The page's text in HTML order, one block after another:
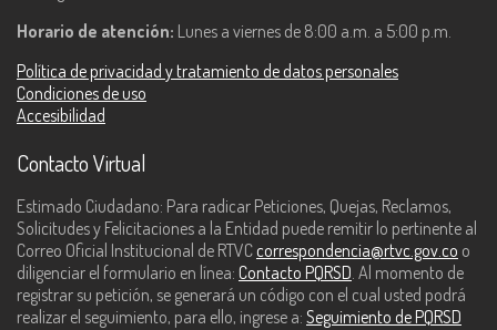
Horario de atención: Lunes a viernes de 8:00 a.m. a 5:00 p.m.
Política de privacidad y tratamiento de datos personales
Condiciones de uso
Accesibilidad
Contacto Virtual
Estimado Ciudadano: Para radicar Peticiones, Quejas, Reclamos,
Solicitudes y Felicitaciones a la Entidad puede remitir lo pertinente al
Correo Oficial Institucional de RTVC correspondencia@rtvc.gov.co o
diligenciar el formulario en línea: Contacto PQRSD. Al momento de
registrar su petición, se generará un código con el cual usted podrá
realizar el seguimiento, para ello, ingrese a: Seguimiento de PQRSD